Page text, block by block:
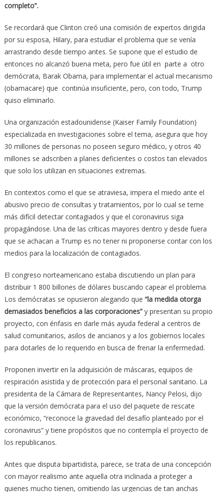
completo”.
Se recordará que Clinton creó una comisión de expertos dirigida
por su esposa, Hilary, para estudiar el problema que se venía
arrastrando desde tiempo antes. Se supone que el estudio de
entonces no alcanzó buena meta, pero fue útil en parte a otro
demócrata, Barak Obama, para implementar el actual mecanismo
(obamacare) que continúa insuficiente, pero, con todo, Trump
quiso eliminarlo.
Una organización estadounidense (Kaiser Family Foundation)
especializada en investigaciones sobre el tema, asegura que hoy
30 millones de personas no poseen seguro médico, y otros 40
millones se adscriben a planes deficientes o costos tan elevados
que solo los utilizan en situaciones extremas.
En contextos como el que se atraviesa, impera el miedo ante el
abusivo precio de consultas y tratamientos, por lo cual se teme
más difícil detectar contagiados y que el coronavirus siga
propagándose. Una de las críticas mayores dentro y desde fuera
que se achacan a Trump es no tener ni proponerse contar con los
medios para la localización de contagiados.
El congreso norteamericano estaba discutiendo un plan para
distribuir 1 800 billones de dólares buscando capear el problema.
Los demócratas se opusieron alegando que “la medida otorga
demasiados beneficios a las corporaciones”y presentan su propio
proyecto, con énfasis en darle más ayuda federal a centros de
salud comunitarios, asilos de ancianos y a los gobiernos locales
para dotarles de lo requerido en busca de frenar la enfermedad.
Proponen invertir en la adquisición de máscaras, equipos de
respiración asistida y de protección para el personal sanitario. La
presidenta de la Cámara de Representantes, Nancy Pelosi, dijo
que la versión demócrata para el uso del paquete de rescate
económico, “reconoce la gravedad del desafío planteado por el
coronavirus” y tiene propósitos que no contempla el proyecto de
los republicanos.
Antes que disputa bipartidista, parece, se trata de una concepción
con mayor realismo ante aquella otra inclinada a proteger a
quienes mucho tienen, omitiendo las urgencias de tan anchas